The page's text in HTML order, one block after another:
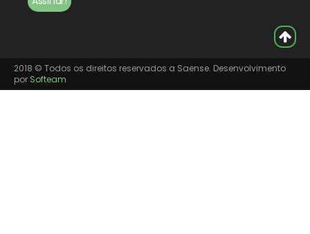
2018 © Todos os direitos reservados a Saense. Desenvolvimento
por Softeam